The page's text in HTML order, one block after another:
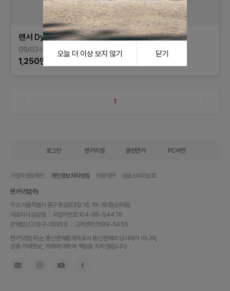
랜서 Dynamic
09/03식 53,200 km 가솔린 서울
1,250만원
1
로그인 엔카지점 클린엔카 PC버전
사업자정보확인 개인정보처리방침 이용약관 금융소비자보호
엔카닷컴(주)
주소:서울특별시 중구 통일로2길 16, 18~19층(순화동)
대표이사:김상범 사업자번호:104-86-54476
판매업신고:중구-0393호 고객센터:1599-5455
차
를
고
엔카닷컴(주)는 통신판매중개자로서 통신판매의 당사자가 아니며,
상품·거래정보, 거래에 대하여 책임을 지지 않습니다.
오늘 더 이상 보지 않기 닫기